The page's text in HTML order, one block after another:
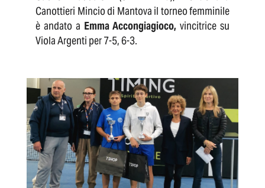
Canottieri Mincio di Mantova il torneo femminile
è andato a Emma Accongiagioco, vincitrice su
Viola Argenti per 7-5, 6-3.